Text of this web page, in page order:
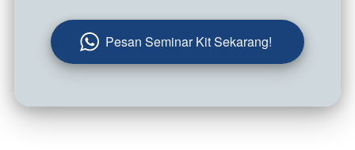
` Pesan Seminar Kit Sekarang!